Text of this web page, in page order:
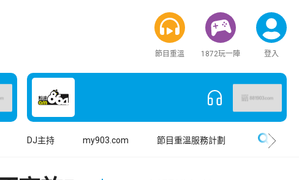
節目重溫 1872玩一陣 登入
DJ主持 my903.com 節目重溫服務計劃